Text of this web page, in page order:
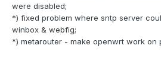
were disabled;
*) fixed problem where sntp server
winbox & webfig;
*) metarouter - make openwrt work on